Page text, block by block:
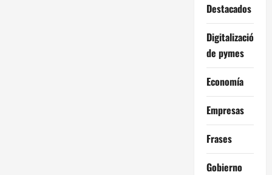
Destacados
Digitalización
de pymes
Economía
Empresas
Frases
Gobierno